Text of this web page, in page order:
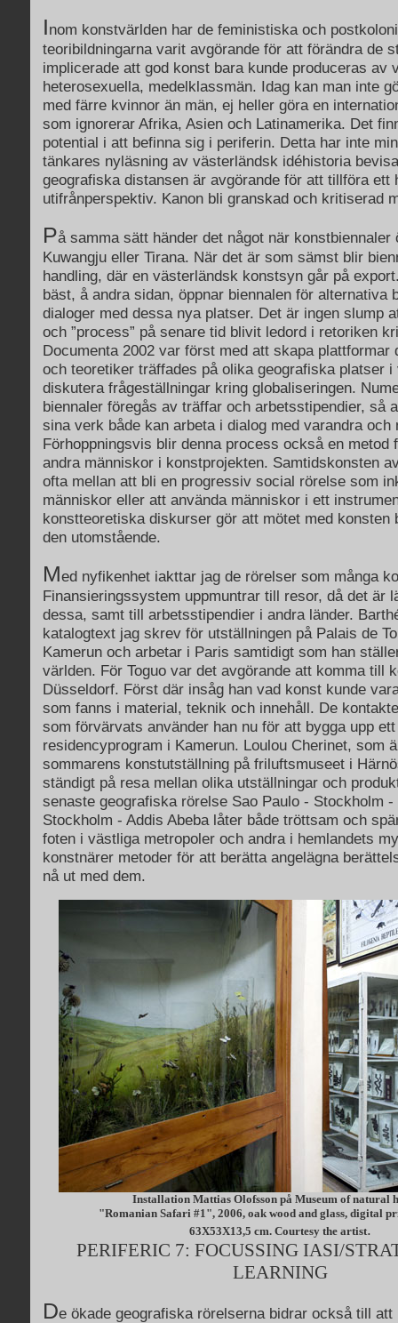
Inom konstvärlden har de feministiska och
teoribildningarna varit avgörande för att förändra de
implicerade att god konst bara kunde produceras av
heterosexuella, medelklassmän. Idag kan man inte
med färre kvinnor än män, ej heller göra en
som ignorerar Afrika, Asien och Latinamerika. Det
potential i att befinna sig i periferin. Detta har inte
tänkares nyläsning av västerländsk idéhistoria
geografiska distansen är avgörande för att tillföra ett
utifrånperspektiv. Kanon bli granskad och kritiserad
På samma sätt händer det något när konstbiennaler
Kuwangju eller Tirana. När det är som sämst blir
handling, där en västerländsk konstsyn går på
bäst, å andra sidan, öppnar biennalen för alternativa
dialoger med dessa nya platser. Det är ingen slump
och ”process” på senare tid blivit ledord i retoriken
Documenta 2002 var först med att skapa plattformar
och teoretiker träffades på olika geografiska platser i
diskutera frågeställningar kring globaliseringen.
biennaler föregås av träffar och arbetsstipendier, så
sina verk både kan arbeta i dialog med varandra och
Förhoppningsvis blir denna process också en metod
andra människor i konstprojekten. Samtidskonsten
ofta mellan att bli en progressiv social rörelse som
människor eller att använda människor i ett
konstteoretiska diskurser gör att mötet med konsten
den utomstående.
Med nyfikenhet iakttar jag de rörelser som många
Finansieringssystem uppmuntrar till resor, då det är
dessa, samt till arbetsstipendier i andra länder.
katalogtext jag skrev för utställningen på Palais de
Kamerun och arbetar i Paris samtidigt som han
världen. För Toguo var det avgörande att komma till
Düsseldorf. Först där insåg han vad konst kunde
som fanns i material, teknik och innehåll. De
som förvärvats använder han nu för att bygga upp ett
residencyprogram i Kamerun. Loulou Cherinet, som
sommarens konstutställning på friluftsmuseet i
ständigt på resa mellan olika utställningar och
senaste geografiska rörelse Sao Paulo - Stockholm -
Stockholm - Addis Abeba låter både tröttsam och
foten i västliga metropoler och andra i hemlandets
konstnärer metoder för att berätta angelägna
nå ut med dem.
Installation Mattias Olofsson på Museum of natural
"Romanian Safari #1", 2006, oak wood and glass, digital
63X53X13,5 cm. Courtesy the artist.
PERIFERIC 7: FOCUSSING IASI/
LEARNING
De ökade geografiska rörelserna bidrar också till att